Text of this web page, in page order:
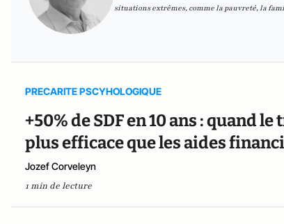
situations extrêmes, comme la pauvreté, la
PRECARITE PSCYHOLOGIQUE
+50% de SDF en 10 ans : quand
plus efficace que les aides
Jozef Corveleyn
1 min de lecture